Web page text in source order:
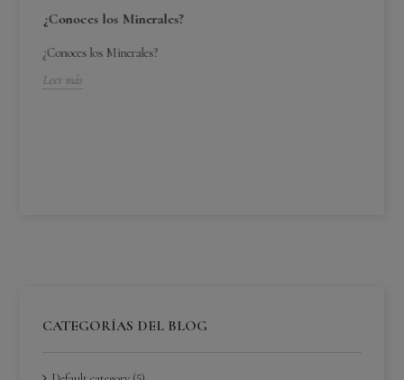
¿Conoces los Minerales?
¿Conoces los Minerales?
Leer más
CATEGORÍAS DEL BLOG